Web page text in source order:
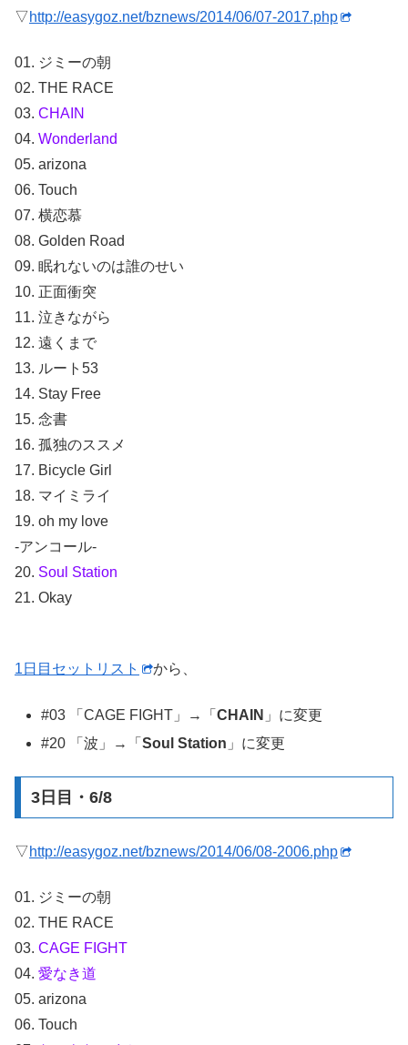
▽http://easygoz.net/bznews/2014/06/07-2017.php
01. ジミーの朝
02. THE RACE
03. CHAIN
04. Wonderland
05. arizona
06. Touch
07. 横恋慕
08. Golden Road
09. 眠れないのは誰のせい
10. 正面衝突
11. 泣きながら
12. 遠くまで
13. ルート53
14. Stay Free
15. 念書
16. 孤独のススメ
17. Bicycle Girl
18. マイミライ
19. oh my love
-アンコール-
20. Soul Station
21. Okay
1日目セットリスト から、
#03 「CAGE FIGHT」→「CHAIN 」に変更
#20 「波」→「Soul Station 」に変更
3日目・6/8
▽http://easygoz.net/bznews/2014/06/08-2006.php
01. ジミーの朝
02. THE RACE
03. CAGE FIGHT
04. 愛なき道
05. arizona
06. Touch